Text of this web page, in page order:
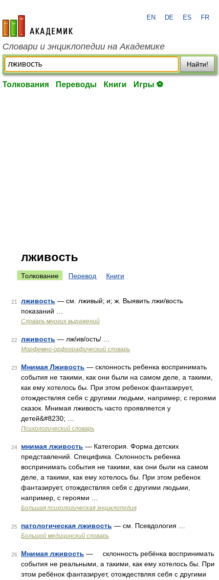
academic.ru
EN DE ES FR
Словари и энциклопедии на Академике
Найти!
Толкования Переводы Книги Игры ⚽
лживость
Толкование Перевод Книги
21 лживость — см. лживый; и; ж. Выявить лжи/вость
показаний …
Словарь многих выражений
22 лживость — лж/ив/ость/ …
Морфемно-орфографический словарь
23 Мнимая Лживость — склонность ребенка воспринимать
события не такими, как они были на самом деле, а такими,
как ему хотелось бы. При этом ребенок фантазирует,
отождествляя себя с другими людьми, например, с героями
сказок. Мнимая лживость часто проявляется у
детей&#8230; …
Психологический словарь
24 мнимая лживость — Категория. Форма детских
представлений. Специфика. Склонность ребенка
воспринимать события не такими, как они были на самом
деле, а такими, как ему хотелось бы. При этом ребенок
фантазирует, отождествляя себя с другими людьми,
например, с героями …
Большая психологическая энциклопедия
25 патологическая лживость — см. Псевдология …
Большой медицинский словарь
26 Мнимая лживость — склонность ребёнка воспринимать
события не реальными, а такими, как ему хотелось бы. При
этом ребёнок фантазирует, отождествляя себя с другими